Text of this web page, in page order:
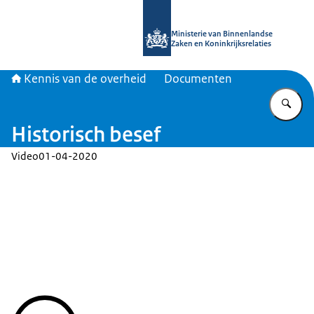
Ministerie van Binnenlandse
Zaken en Koninkrijksrelaties
Kennis van de overheid Documenten
Historisch besef
Video01-04-2020